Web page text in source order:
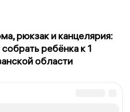
рюкзак и канцелярия:
ребёнка к 1
области